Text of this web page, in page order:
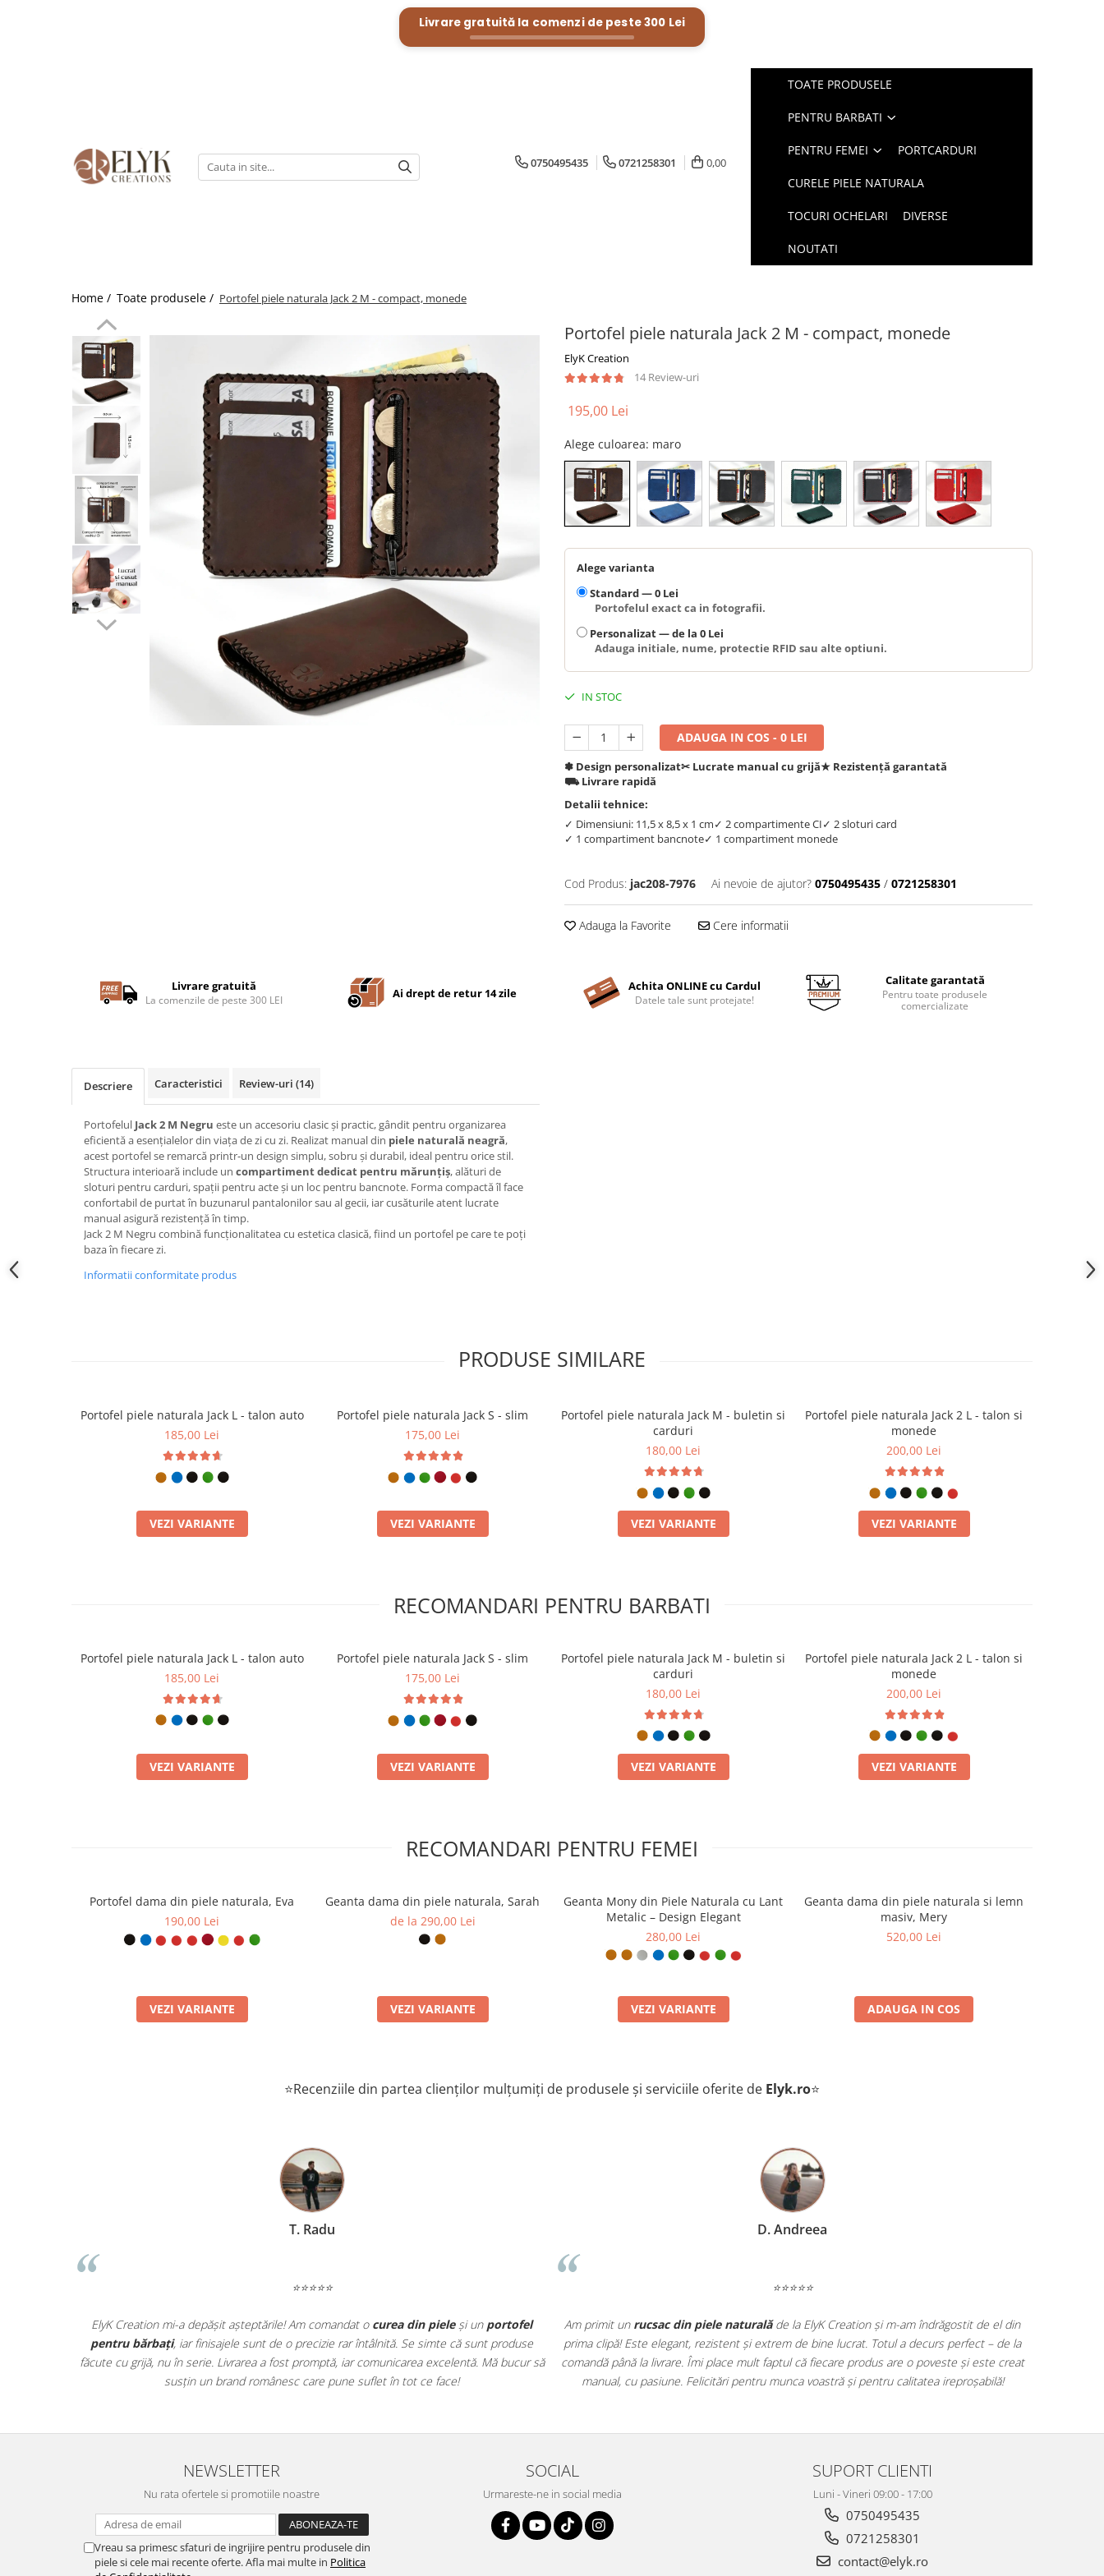
Livrare gratuită la comenzi de peste300 Lei
0750495435 0721258301 0,00
TOATE PRODUSELE
PENTRU BARBATI
PENTRU FEMEI PORTCARDURI
CURELE PIELE NATURALA
TOCURI OCHELARI DIVERSE
NOUTATI
Home / Toate produsele / Portofel piele naturala Jack 2 M - compact, monede
Portofel piele naturala Jack 2 M - compact, monede
ElyK Creation
14 Review-uri
195,00 Lei
Alege culoarea: maro
Alege varianta
Standard —0 Lei
Portofelul exact ca in fotografii.
Personalizat —de la 0 Lei
Adauga initiale, nume, protectie RFID sau alte optiuni.
IN STOC
ADAUGA IN COS - 0 LEI
✽ Design personalizat✂︎ Lucrate manual cu grijă★ Rezistență garantată
⛟ Livrare rapidă
Detalii tehnice:
✓ Dimensiuni: 11,5 x 8,5 x 1 cm✓ 2 compartimente CI✓ 2 sloturi card
✓ 1 compartiment bancnote✓ 1 compartiment monede
Cod Produs: jac208-7976 Ai nevoie de ajutor? 0750495435 / 0721258301
Adauga la Favorite Cere informatii
Livrare gratuită
La comenzile de peste 300 LEI Ai drept de retur 14 zile Achita ONLINE cu Cardul
Datele tale sunt protejate!
Calitate garantată
Pentru toate produsele
comercializate
Descriere Caracteristici Review-uri (14)
Portofelul Jack 2 M Negru este un accesoriu clasic și practic, gândit pentru organizarea
eficientă a esențialelor din viața de zi cu zi. Realizat manual din piele naturală neagră,
acest portofel se remarcă printr‑un design simplu, sobru și durabil, ideal pentru orice stil.
Structura interioară include un compartiment dedicat pentru mărunțiș, alături de
sloturi pentru carduri, spații pentru acte și un loc pentru bancnote. Forma compactă îl face
confortabil de purtat în buzunarul pantalonilor sau al gecii, iar cusăturile atent lucrate
manual asigură rezistență în timp.
Jack 2 M Negru combină funcționalitatea cu estetica clasică, fiind un portofel pe care te poți
baza în fiecare zi.
Informatii conformitate produs
PRODUSE SIMILARE
Portofel piele naturala Jack L - talon auto
185,00 Lei
VEZI VARIANTE
Portofel piele naturala Jack S - slim
175,00 Lei
VEZI VARIANTE
Portofel piele naturala Jack M - buletin si
carduri
180,00 Lei
VEZI VARIANTE
Portofel piele naturala Jack 2 L - talon si
monede
200,00 Lei
VEZI VARIANTE
RECOMANDARI PENTRU BARBATI
Portofel piele naturala Jack L - talon auto
185,00 Lei
VEZI VARIANTE
Portofel piele naturala Jack S - slim
175,00 Lei
VEZI VARIANTE
Portofel piele naturala Jack M - buletin si
carduri
180,00 Lei
VEZI VARIANTE
Portofel piele naturala Jack 2 L - talon si
monede
200,00 Lei
VEZI VARIANTE
RECOMANDARI PENTRU FEMEI
Portofel dama din piele naturala, Eva
190,00 Lei
VEZI VARIANTE
Geanta dama din piele naturala, Sarah
de la 290,00 Lei
VEZI VARIANTE
Geanta Mony din Piele Naturala cu Lant
Metalic – Design Elegant
280,00 Lei
VEZI VARIANTE
Geanta dama din piele naturala si lemn
masiv, Mery
520,00 Lei
ADAUGA IN COS
⭐Recenziile din partea clienților mulțumiți de produsele și serviciile oferite de Elyk.ro⭐
T. Radu
⭐⭐⭐⭐⭐
ElyK Creation mi-a depășit așteptările! Am comandat o curea din pieleși un portofel
pentru bărbați, iar finisajele sunt de o precizie rar întâlnită. Se simte că sunt produse
făcute cu grijă, nu în serie. Livrarea a fost promptă, iar comunicarea excelentă. Mă bucur să
susțin un brand românesc care pune suflet în tot ce face!
D. Andreea
⭐⭐⭐⭐⭐
Am primit un rucsac din piele naturalăde la ElyK Creation și m-am îndrăgostit de el din
prima clipă! Este elegant, rezistent și extrem de bine lucrat. Totul a decurs perfect – de la
comandă până la livrare. Îmi place mult faptul că fiecare produs are o poveste și este creat
manual, cu pasiune. Felicitări pentru munca voastră și pentru calitatea ireproșabilă!
NEWSLETTER
Nu rata ofertele si promotiile noastre
Vreau sa primesc sfaturi de ingrijire pentru produsele din
piele si cele mai recente oferte. Afla mai multe in Politica
SOCIAL
Urmareste-ne in social media
SUPORT CLIENTI
Luni - Vineri 09:00 - 17:00
0750495435
0721258301
contact@elyk.ro